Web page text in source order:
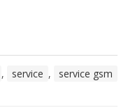
, service , service gsm